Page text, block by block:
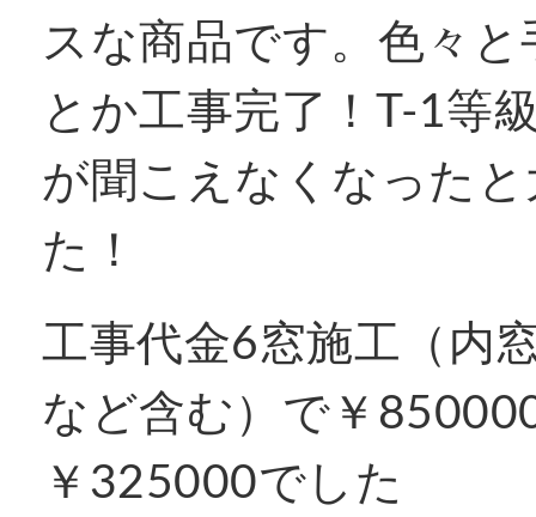
スな商品です。色々
とか工事完了！T-1等
が聞こえなくなった
た！
工事代金6窓施工（内
など含む）で￥
￥325000でした